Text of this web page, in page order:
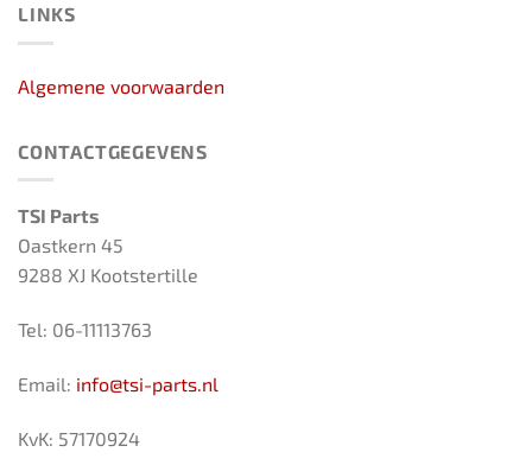
LINKS
Algemene voorwaarden
CONTACTGEGEVENS
TSI Parts
Oastkern 45
9288 XJ Kootstertille
Tel: 06-11113763
Email: info@tsi-parts.nl
KvK: 57170924